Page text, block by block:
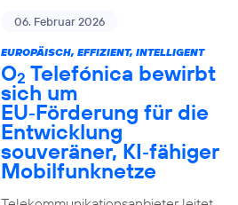
06. Februar 2026
EUROPÄISCH, EFFIZIENT, INTELLIGENT
O2 Telefónica bewirbt
sich um
EU‑Förderung für die
Entwicklung
souveräner, KI‑fähiger
Mobilfunknetze